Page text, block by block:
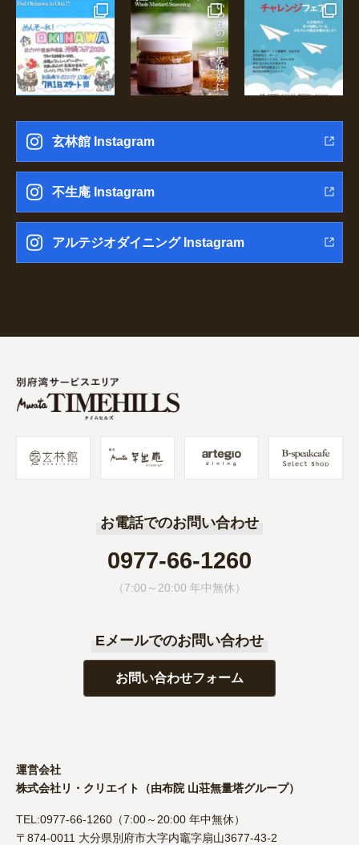
玄林館 Instagram
不生庵 Instagram
アルテジオダイニング Instagram
運営会社
株式会社リ・クリエイト（由布院 山荘無量塔グループ）
TEL:0977-66-1260（7:00～20:00 年中無休）
〒874-0011 大分県別府市大字内竈字扇山3677-43-2
お電話でのお問い合わせ
0977-66-1260
（7:00～20:00 年中無休）
Eメールでのお問い合わせ
お問い合わせフォーム